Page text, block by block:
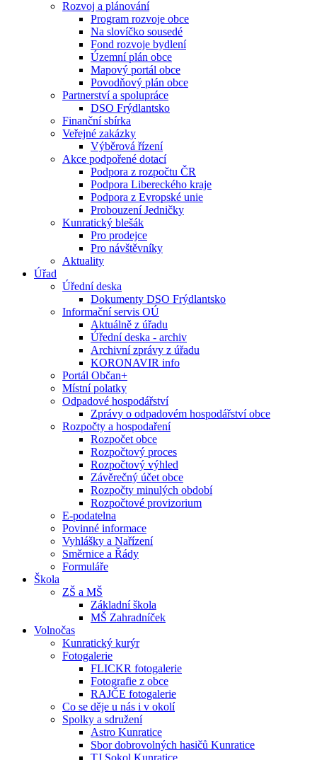
Rozvoj a plánování
Program rozvoje obce
Na slovíčko sousedé
Fond rozvoje bydlení
Územní plán obce
Mapový portál obce
Povodňový plán obce
Partnerství a spolupráce
DSO Frýdlantsko
Finanční sbírka
Veřejné zakázky
Výběrová řízení
Akce podpořené dotací
Podpora z rozpočtu ČR
Podpora Libereckého kraje
Podpora z Evropské unie
Probouzení Jedničky
Kunratický blešák
Pro prodejce
Pro návštěvníky
Aktuality
Úřad
Úřední deska
Dokumenty DSO Frýdlantsko
Informační servis OÚ
Aktuálně z úřadu
Úřední deska - archiv
Archivní zprávy z úřadu
KORONAVIR info
Portál Občan+
Místní polatky
Odpadové hospodářství
Zprávy o odpadovém hospodářství obce
Rozpočty a hospodaření
Rozpočet obce
Rozpočtový proces
Rozpočtový výhled
Závěrečný účet obce
Rozpočty minulých období
Rozpočtové provizorium
E-podatelna
Povinné informace
Vyhlášky a Nařízení
Směrnice a Řády
Formuláře
Škola
ZŠ a MŠ
Základní škola
MŠ Zahradníček
Volnočas
Kunratický kurýr
Fotogalerie
FLICKR fotogalerie
Fotografie z obce
RAJČE fotogalerie
Co se děje u nás i v okolí
Spolky a sdružení
Astro Kunratice
Sbor dobrovolných hasičů Kunratice
TJ Sokol Kunratice